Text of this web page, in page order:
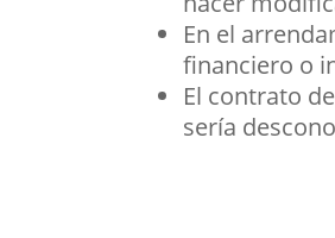
En el
financiero o
El contrato
sería